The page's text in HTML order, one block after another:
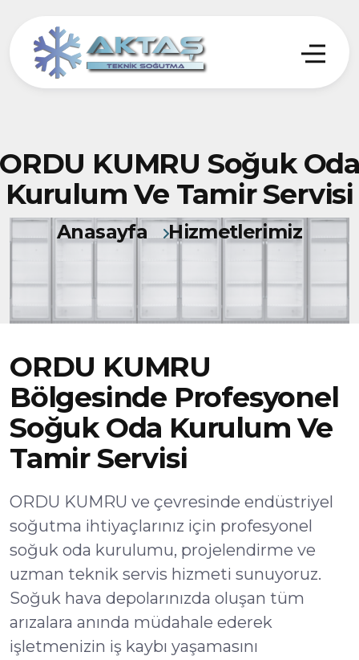
ORDU KUMRU Soğuk Oda
Kurulum Ve Tamir Servisi
Anasayfa Hizmetlerimiz
ORDU KUMRU
Bölgesinde Profesyonel
Soğuk Oda Kurulum Ve
Tamir Servisi
ORDU KUMRU ve çevresinde endüstriyel
soğutma ihtiyaçlarınız için profesyonel
soğuk oda kurulumu, projelendirme ve
uzman teknik servis hizmeti sunuyoruz.
Soğuk hava depolarınızda oluşan tüm
arızalara anında müdahale ederek
işletmenizin iş kaybı yaşamasını